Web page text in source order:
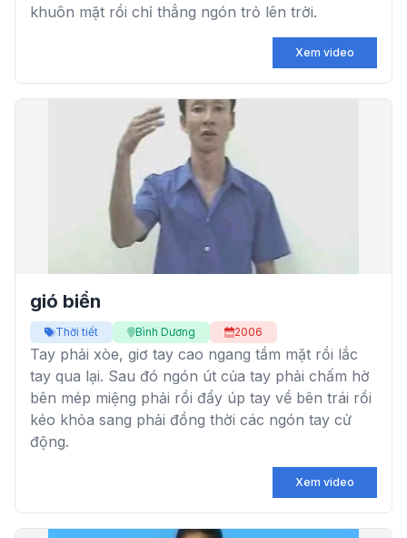
khuôn mặt rồi chỉ thẳng ngón trỏ lên trời.
Xem video
gió biển
Thời tiết Bình Dương 2006
Tay phải xòe, giơ tay cao ngang tầm mặt rồi lắc
tay qua lại. Sau đó ngón út của tay phải chấm hờ
bên mép miệng phải rồi đẩy úp tay về bên trái rồi
kéo khỏa sang phải đồng thời các ngón tay cử
động.
Xem video